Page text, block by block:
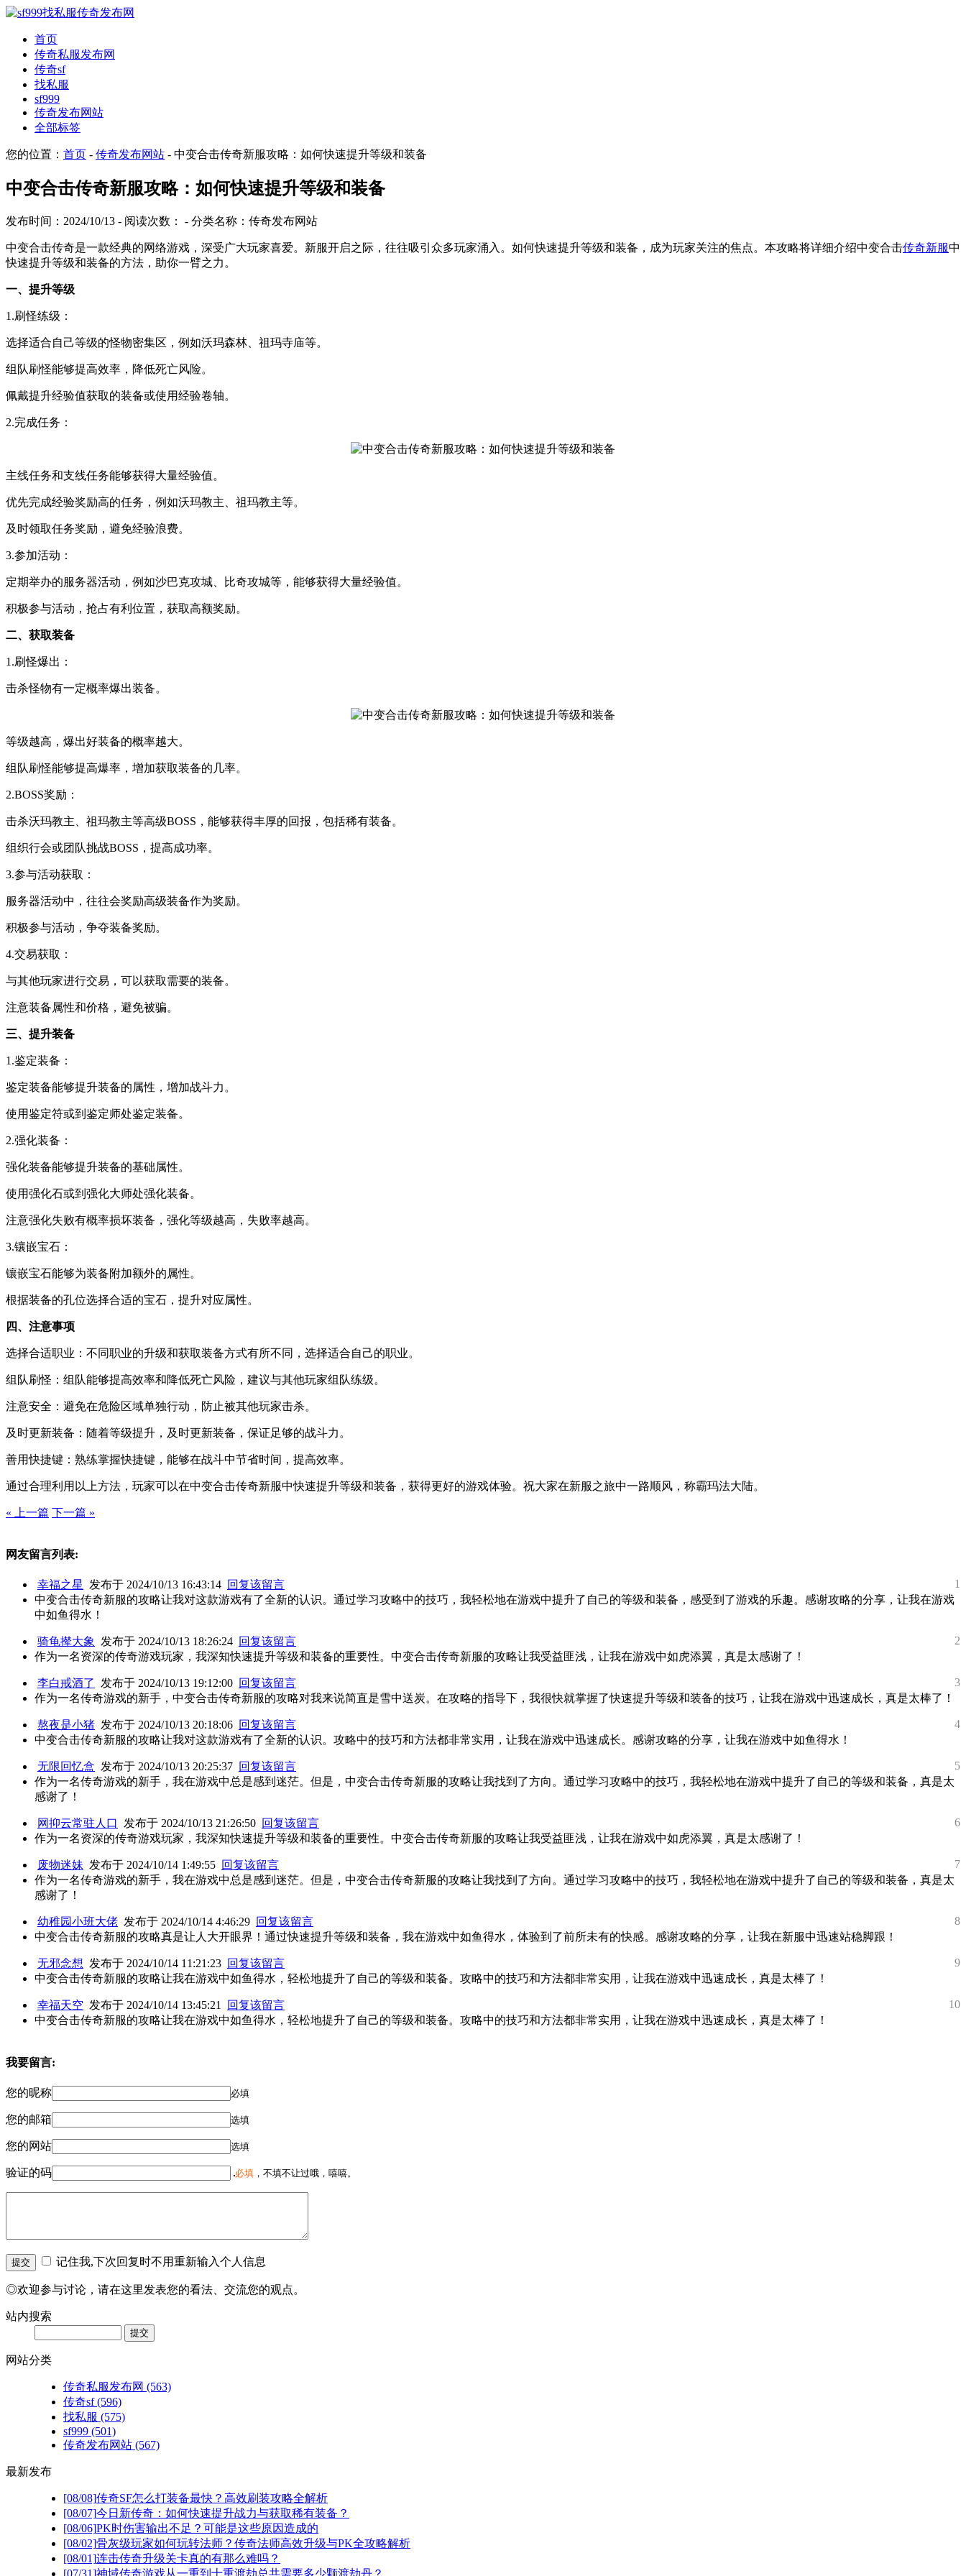
首页
传奇私服发布网
传奇sf
找私服
sf999
传奇发布网站
全部标签
您的位置： 首页 - 传奇发布网站 - 中变合击传奇新服攻略：如何快速提升等级和装备
中变合击传奇新服攻略：如何快速提升等级和装备
发布时间：2024/10/13 - 阅读次数： - 分类名称：传奇发布网站
中变合击传奇是一款经典的网络游戏，深受广大玩家喜爱。新服开启之际，往往吸引众多玩家涌入。如何快速提升等级和装备，成为玩家关注的焦点。本攻略将详细介绍中变合击传奇新服中
快速提升等级和装备的方法，助你一臂之力。
一、提升等级
1.刷怪练级：
选择适合自己等级的怪物密集区，例如沃玛森林、祖玛寺庙等。
组队刷怪能够提高效率，降低死亡风险。
佩戴提升经验值获取的装备或使用经验卷轴。
2.完成任务：
主线任务和支线任务能够获得大量经验值。
优先完成经验奖励高的任务，例如沃玛教主、祖玛教主等。
及时领取任务奖励，避免经验浪费。
3.参加活动：
定期举办的服务器活动，例如沙巴克攻城、比奇攻城等，能够获得大量经验值。
积极参与活动，抢占有利位置，获取高额奖励。
二、获取装备
1.刷怪爆出：
击杀怪物有一定概率爆出装备。
等级越高，爆出好装备的概率越大。
组队刷怪能够提高爆率，增加获取装备的几率。
2.BOSS奖励：
击杀沃玛教主、祖玛教主等高级BOSS，能够获得丰厚的回报，包括稀有装备。
组织行会或团队挑战BOSS，提高成功率。
3.参与活动获取：
服务器活动中，往往会奖励高级装备作为奖励。
积极参与活动，争夺装备奖励。
4.交易获取：
与其他玩家进行交易，可以获取需要的装备。
注意装备属性和价格，避免被骗。
三、提升装备
1.鉴定装备：
鉴定装备能够提升装备的属性，增加战斗力。
使用鉴定符或到鉴定师处鉴定装备。
2.强化装备：
强化装备能够提升装备的基础属性。
使用强化石或到强化大师处强化装备。
注意强化失败有概率损坏装备，强化等级越高，失败率越高。
3.镶嵌宝石：
镶嵌宝石能够为装备附加额外的属性。
根据装备的孔位选择合适的宝石，提升对应属性。
四、注意事项
选择合适职业：不同职业的升级和获取装备方式有所不同，选择适合自己的职业。
组队刷怪：组队能够提高效率和降低死亡风险，建议与其他玩家组队练级。
注意安全：避免在危险区域单独行动，防止被其他玩家击杀。
及时更新装备：随着等级提升，及时更新装备，保证足够的战斗力。
善用快捷键：熟练掌握快捷键，能够在战斗中节省时间，提高效率。
通过合理利用以上方法，玩家可以在中变合击传奇新服中快速提升等级和装备，获得更好的游戏体验。祝大家在新服之旅中一路顺风，称霸玛法大陆。
« 上一篇 下一篇 »
网友留言列表:
1
幸福之星 发布于 2024/10/13 16:43:14 回复该留言
中变合击传奇新服的攻略让我对这款游戏有了全新的认识。通过学习攻略中的技巧，我轻松地在游戏中提升了自己的等级和装备，感受到了游戏的乐趣。感谢攻略的分享，让我在游戏
中如鱼得水！
2
骑龟撵大象 发布于 2024/10/13 18:26:24 回复该留言
作为一名资深的传奇游戏玩家，我深知快速提升等级和装备的重要性。中变合击传奇新服的攻略让我受益匪浅，让我在游戏中如虎添翼，真是太感谢了！
3
李白戒酒了 发布于 2024/10/13 19:12:00 回复该留言
作为一名传奇游戏的新手，中变合击传奇新服的攻略对我来说简直是雪中送炭。在攻略的指导下，我很快就掌握了快速提升等级和装备的技巧，让我在游戏中迅速成长，真是太棒了！
4
熬夜是小猪 发布于 2024/10/13 20:18:06 回复该留言
中变合击传奇新服的攻略让我对这款游戏有了全新的认识。攻略中的技巧和方法都非常实用，让我在游戏中迅速成长。感谢攻略的分享，让我在游戏中如鱼得水！
5
无限回忆盒 发布于 2024/10/13 20:25:37 回复该留言
作为一名传奇游戏的新手，我在游戏中总是感到迷茫。但是，中变合击传奇新服的攻略让我找到了方向。通过学习攻略中的技巧，我轻松地在游戏中提升了自己的等级和装备，真是太
感谢了！
6
网抑云常驻人口 发布于 2024/10/13 21:26:50 回复该留言
作为一名资深的传奇游戏玩家，我深知快速提升等级和装备的重要性。中变合击传奇新服的攻略让我受益匪浅，让我在游戏中如虎添翼，真是太感谢了！
7
废物迷妹 发布于 2024/10/14 1:49:55 回复该留言
作为一名传奇游戏的新手，我在游戏中总是感到迷茫。但是，中变合击传奇新服的攻略让我找到了方向。通过学习攻略中的技巧，我轻松地在游戏中提升了自己的等级和装备，真是太
感谢了！
8
幼稚园小班大佬 发布于 2024/10/14 4:46:29 回复该留言
中变合击传奇新服的攻略真是让人大开眼界！通过快速提升等级和装备，我在游戏中如鱼得水，体验到了前所未有的快感。感谢攻略的分享，让我在新服中迅速站稳脚跟！
9
无邪念想 发布于 2024/10/14 11:21:23 回复该留言
中变合击传奇新服的攻略让我在游戏中如鱼得水，轻松地提升了自己的等级和装备。攻略中的技巧和方法都非常实用，让我在游戏中迅速成长，真是太棒了！
10
幸福天空 发布于 2024/10/14 13:45:21
回复该留言
中变合击传奇新服的攻略让我在游戏中如鱼得水，轻松地提升了自己的等级和装备。攻略中的技巧和方法都非常实用，让我在游戏中迅速成长，真是太棒了！
我要留言:
您的昵称 必填
您的邮箱 选填
您的网站 选填
验证的码 必填 ，不填不让过哦，嘻嘻。
记住我,下次回复时不用重新输入个人信息
◎欢迎参与讨论，请在这里发表您的看法、交流您的观点。
站内搜索
网站分类
传奇私服发布网 (563)
传奇sf(596)
找私服 (575)
sf999 (501)
传奇发布网站 (567)
最新发布
[08/08]传奇SF怎么打装备最快？高效刷装攻略全解析
[08/07]今日新传奇：如何快速提升战力与获取稀有装备？
[08/06]PK时伤害输出不足？可能是这些原因造成的
[08/02]骨灰级玩家如何玩转法师？传奇法师高效升级与PK全攻略解析
[08/01]连击传奇升级关卡真的有那么难吗？
[07/31]神域传奇游戏从一重到十重渡劫总共需要多少颗渡劫丹？